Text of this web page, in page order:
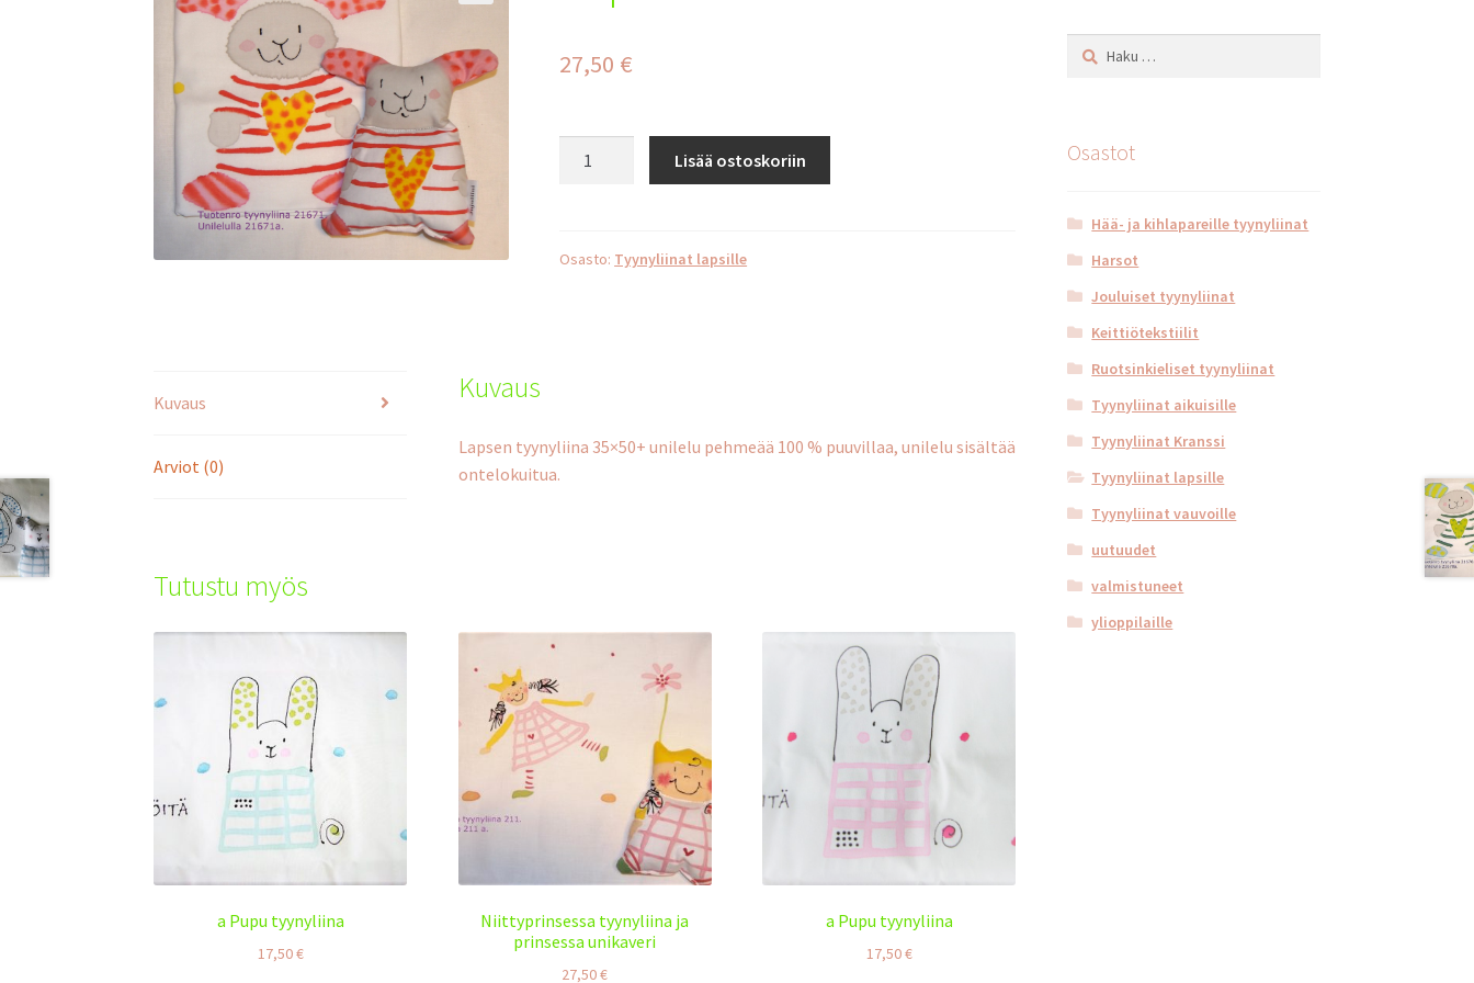
27,50 €
Lisää ostoskoriin
Osasto: Tyynyliinat lapsille
Kuvaus
Arviot (0)
Kuvaus
Lapsen tyynyliina 35×50+ unilelu pehmeää 100 % puuvillaa, unilelu sisältää
ontelokuitua.
Tutustu myös
a Pupu tyynyliina
17,50€
Niittyprinsessa tyynyliina ja
prinsessa unikaveri
27,50€
a Pupu tyynyliina
17,50€
Haku:
Osastot
Hää- ja kihlapareille tyynyliinat
Harsot
Jouluiset tyynyliinat
Keittiötekstiilit
Ruotsinkieliset tyynyliinat
Tyynyliinat aikuisille
Tyynyliinat Kranssi
Tyynyliinat lapsille
Tyynyliinat vauvoille
uutuudet
valmistuneet
ylioppilaille